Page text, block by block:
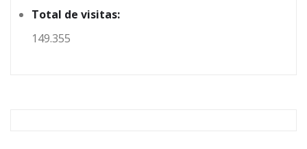
Total de visitas:
149.355